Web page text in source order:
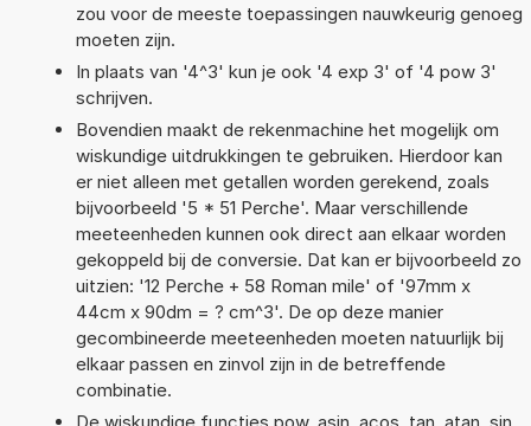
zou voor de meeste toepassingen nauwkeurig genoeg
moeten zijn.
In plaats van '4^3' kun je ook '4 exp 3' of '4 pow 3'
schrijven.
Bovendien maakt de rekenmachine het mogelijk om
wiskundige uitdrukkingen te gebruiken. Hierdoor kan
er niet alleen met getallen worden gerekend, zoals
bijvoorbeeld '5 * 51 Perche'. Maar verschillende
meeteenheden kunnen ook direct aan elkaar worden
gekoppeld bij de conversie. Dat kan er bijvoorbeeld zo
uitzien: '12 Perche + 58 Roman mile' of '97mm x
44cm x 90dm = ? cm^3'. De op deze manier
gecombineerde meeteenheden moeten natuurlijk bij
elkaar passen en zinvol zijn in de betreffende
combinatie.
De wiskundige functies pow, asin, acos, tan, atan, sin,